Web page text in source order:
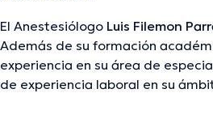
El Anestesiólogo Luis Filemon
Además de su formación
experiencia en su área de
de experiencia laboral en su